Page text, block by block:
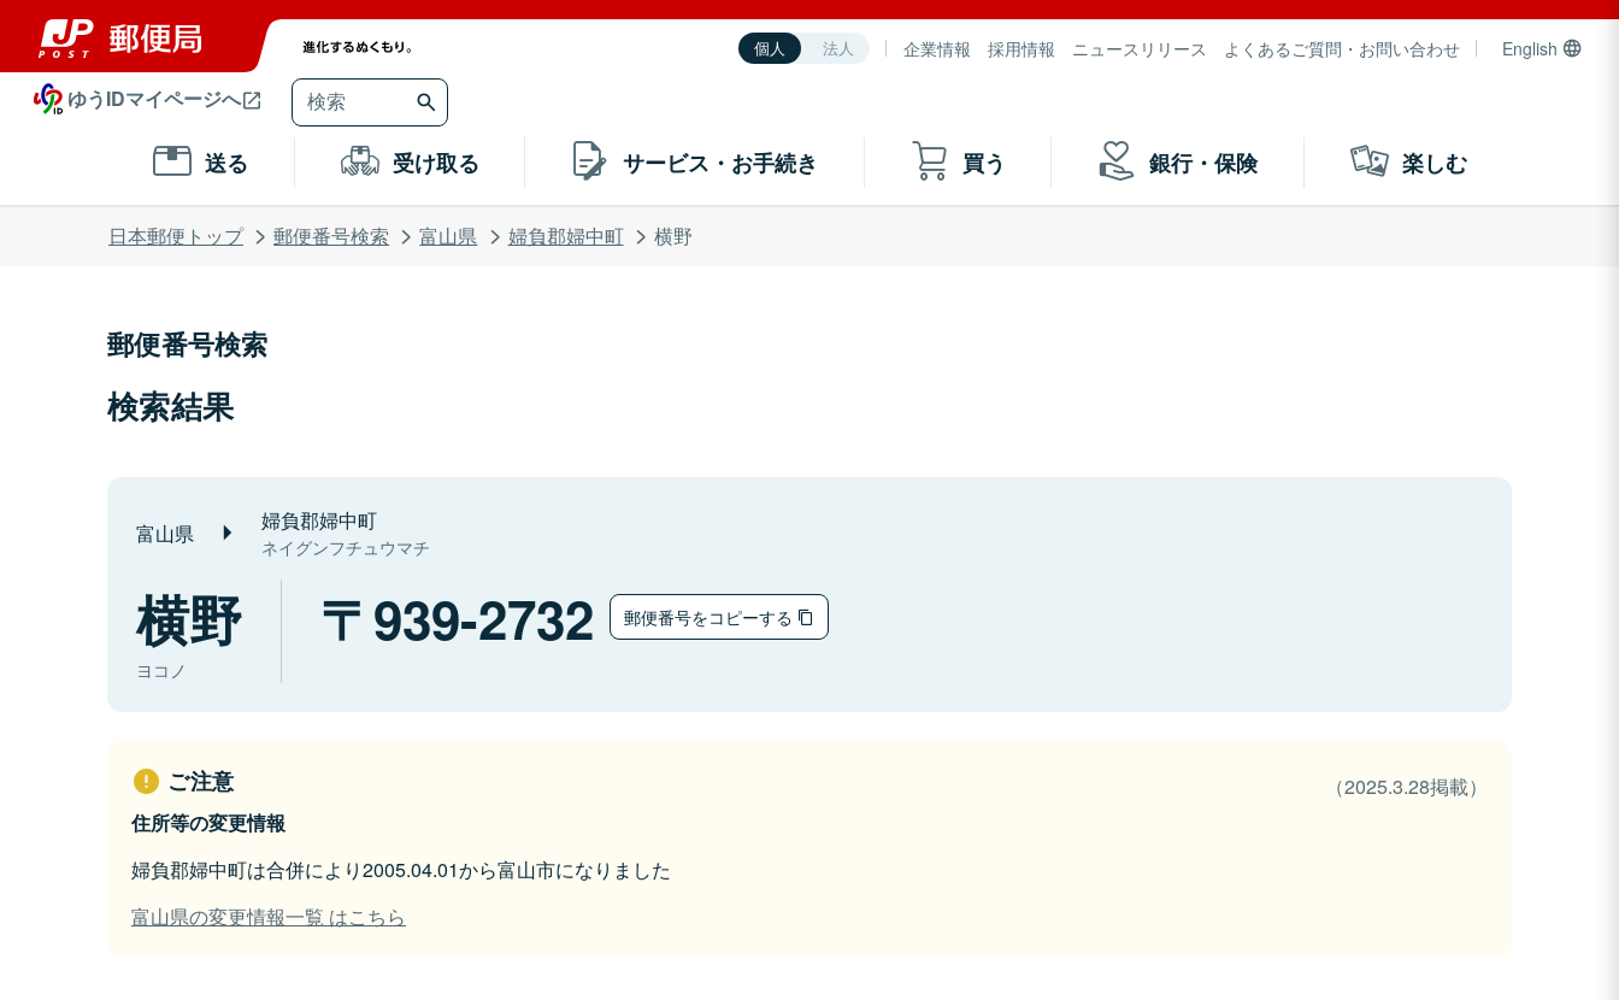
個人 法人 企業情報 採用情報 ニュースリリース よくあるご質問・お問い合わせ English
ゆうIDマイページへ
送る 受け取る サービス・お手続き 買う 銀行・保険 楽しむ
日本郵便トップ 郵便番号検索 富山県 婦負郡婦中町 横野
郵便番号検索
検索結果
富山県 婦負郡婦中町
ネイグンフチュウマチ
横野
ヨコノ
939-2732 郵便番号をコピーする
ご注意
（2025.3.28掲載）
住所等の変更情報
婦負郡婦中町は合併により2005.04.01から富山市になりました
富山県の変更情報一覧 はこちら